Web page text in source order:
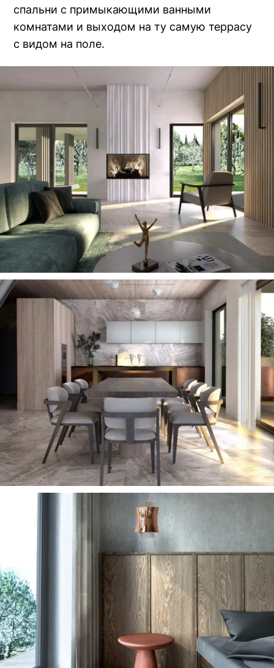
спальни с примыкающими ванными
комнатами и выходом на ту самую террасу
с видом на поле.